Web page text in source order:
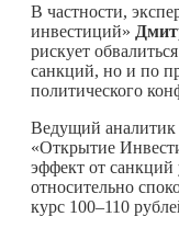
В частности,
инвестиций»
рискует
санкций, но и по
политического
Ведущий аналитик
«Открытие
эффект от санкций
относительно
курс 100–110